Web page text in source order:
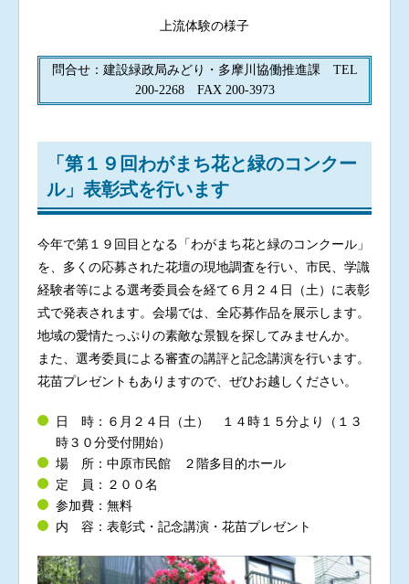
上流体験の様子
問合せ：建設緑政局みどり・多摩川協働推進課 TEL
200-2268 FAX 200-3973
「第１９回わがまち花と緑のコンクー
ル」表彰式を行います
今年で第１９回目となる「わがまち花と緑のコンクール」
を、多くの応募された花壇の現地調査を行い、市民、学識
経験者等による選考委員会を経て６月２４日（土）に表彰
式で発表されます。会場では、全応募作品を展示します。
地域の愛情たっぷりの素敵な景観を探してみませんか。
また、選考委員による審査の講評と記念講演を行います。
花苗プレゼントもありますので、ぜひお越しください。
日 時：６月２４日（土） １４時１５分より（１３
時３０分受付開始）
場 所：中原市民館 ２階多目的ホール
定 員：２００名
参加費：無料
内 容：表彰式・記念講演・花苗プレゼント